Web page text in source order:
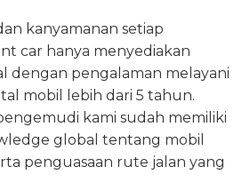
kanyamanan setiap
car hanya menyediakan
dengan pengalaman melayani
mobil lebih dari 5 tahun.
kami sudah memiliki
global tentang mobil
penguasaan rute jalan yang